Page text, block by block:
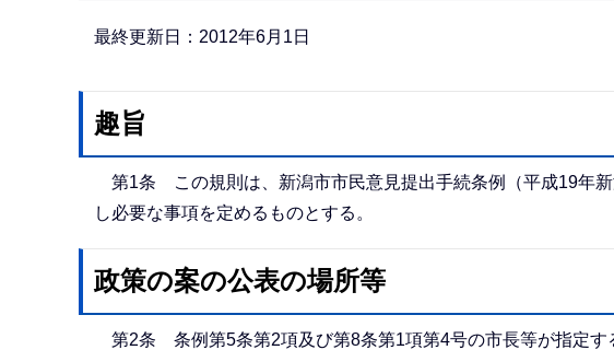
最終更新日：2012年6月1日
趣旨
第1条 この規則は、新潟市市民意見提出手続条例（平成19年
し必要な事項を定めるものとする。
政策の案の公表の場所等
第2条 条例第5条第2項及び第8条第1項第4号の市長等が指定す